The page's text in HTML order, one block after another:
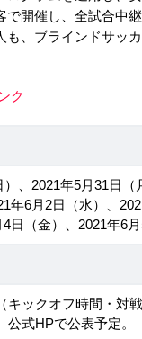
開催し、全試合中継
も、ブラインドサッ
ク
）、2021年5月31日（
年6月2日（水）、
4日（金）、2021年6月
キックオフ時間・対
公式HPで公表予定。